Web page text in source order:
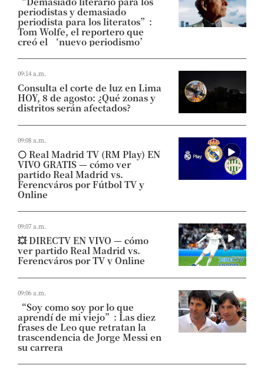
periodistas y demasiado
periodista para los literatos”:
Tom Wolfe, el reportero que
creó el ‘nuevo periodismo’
09:14 a.m.
Consulta el corte de luz en Lima
HOY, 8 de agosto: ¿Qué zonas y
distritos serán afectados?
09:08 a.m.
⚪​ Real Madrid TV (RM Play) EN
VIVO GRATIS — cómo ver
partido Real Madrid vs.
Ferencváros por Fútbol TV y
Online
09:07 a.m.
💥​ DIRECTV EN VIVO — cómo
ver partido Real Madrid vs.
Ferencváros por TV y Online
09:06 a.m.
“Soy como soy por lo que
aprendí de mi viejo”: Las diez
frases de Leo que retratan la
trascendencia de Jorge Messi en
su carrera